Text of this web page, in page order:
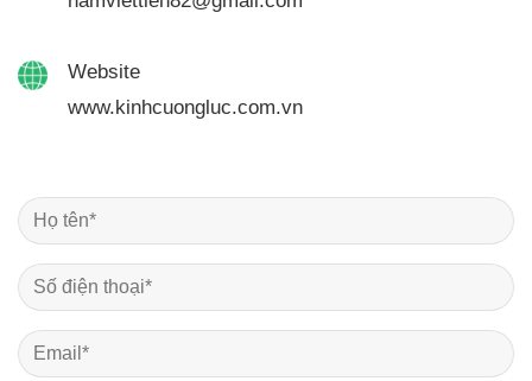
Website
www.kinhcuongluc.com.vn